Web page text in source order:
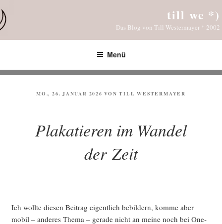
Inhalt
springen
till we *)
Das Blog von Till Westermayer * 2002
Menü
VERÖFFENTLICHT
MO., 26. JANUAR 2026 VONTILL WESTERMAYER
Plakatieren im Wandel
der Zeit
Ich woll­te die­sen Bei­trag eigent­lich bebil­dern, kom­me aber
mobil – ande­res The­ma – gera­de nicht an mei­ne noch bei One­